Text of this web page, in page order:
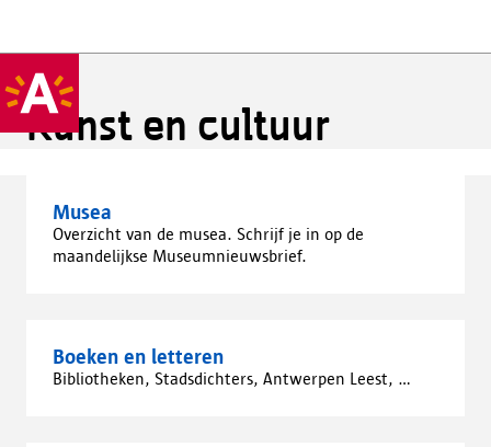
Kunst en cultuur
Musea
Overzicht van de musea. Schrijf je in op de
maandelijkse Museumnieuwsbrief.
Boeken en letteren
Bibliotheken, Stadsdichters, Antwerpen Leest, ...